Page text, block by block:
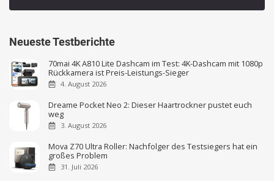
Neueste Testberichte
70mai 4K A810 Lite Dashcam im Test: 4K-Dashcam mit 1080p
Rückkamera ist Preis-Leistungs-Sieger
4. August 2026
Dreame Pocket Neo 2: Dieser Haartrockner pustet euch
weg
3. August 2026
Mova Z70 Ultra Roller: Nachfolger des Testsiegers hat ein
großes Problem
31. Juli 2026